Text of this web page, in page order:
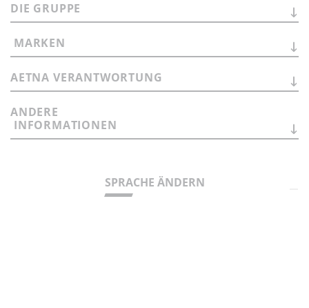
SPRACHE ÄNDERN
DIE GRUPPE
MARKEN
AETNA VERANTWORTUNG
ANDERE
INFORMATIONEN